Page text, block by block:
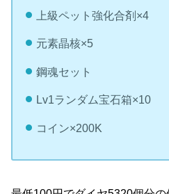
上級ペット強化合剤×4
元素晶核×5
鋼魂セット
Lv1ランダム宝石箱×10
コイン×200K